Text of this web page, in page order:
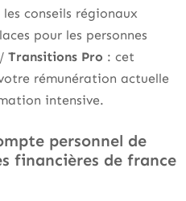
les conseils régionaux
pour les personnes
Transitions Pro : cet
rémunération actuelle
intensive.
personnel de
financières de france